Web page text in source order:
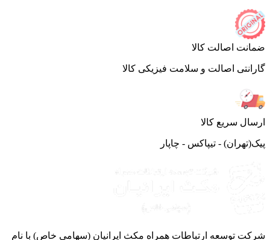
اصالت کالا
اصالت و سلامت فیزیکی کالا
سریع کالا
- تیپاکس - چاپار
توسعه ارتباطات همراه مکث ایرانیان (سهامی خاص) با نام